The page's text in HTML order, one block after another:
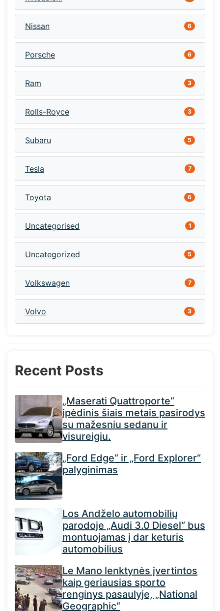
Nissan 6
Porsche 6
Ram 3
Rolls-Royce 3
Subaru 5
Tesla 7
Toyota 6
Uncategorised 1
Uncategorized 5
Volkswagen 7
Volvo 3
Recent Posts
„Maserati Quattroporte“
įpėdinis šiais metais pasirodys
su mažesniu sedanu ir
visureigiu.
„Ford Edge“ ir „Ford Explorer“
palyginimas
Los Andželo automobilių
parodoje „Audi 3.0 Diesel“ bus
montuojamas į dar keturis
automobilius
Le Mano lenktynės įvertintos
kaip geriausias sporto
renginys pasaulyje, „National
Geographic“